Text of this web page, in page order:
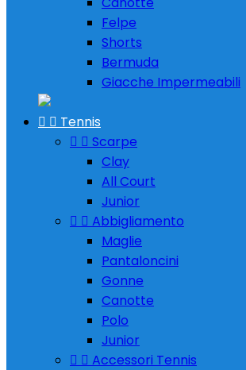
Felpe
Shorts
Bermuda
Giacche Impermeabili
  Tennis
  Scarpe
Clay
All Court
Junior
  Abbigliamento
Maglie
Pantaloncini
Gonne
Canotte
Polo
Junior
  Accessori Tennis